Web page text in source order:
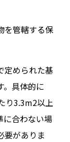
を管轄する保
定められた基
。具体的に
り3.3m2以上
に合わない場
要がありま